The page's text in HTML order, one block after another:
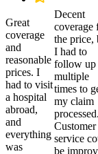
Great
coverage
and
reasonable
prices. I
had to visit
a hospital
abroad,
and
everything
was
Decent
coverage
the price,
I had to
follow up
multiple
times to
my claim
processed.
Customer
service
be